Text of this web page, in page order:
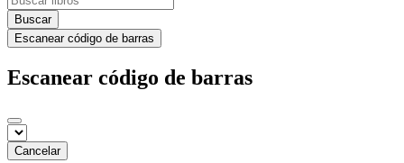
Buscar
Escanear código de barras
Escanear código de barras
Cancelar